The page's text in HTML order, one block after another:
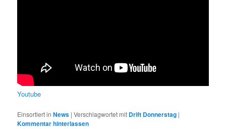
Youtube
Einsortiert in News |Verschlagwortet mit Drift Donnerstag |
Kommentar hinterlassen